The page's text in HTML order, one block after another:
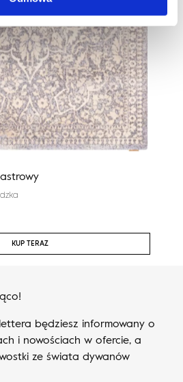
KUP TERAZ
będziesz informowany o
i nowościach w ofercie, a
ze świata dywanów